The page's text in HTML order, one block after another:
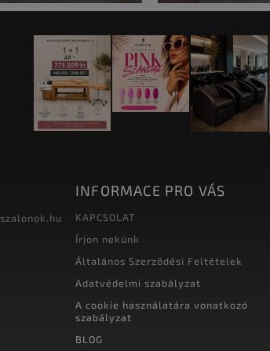
INFORMACE PRO VÁS
KAPCSOLAT
Írjon nekünk
Általános Szerződési Feltételek
Adatvédelmi szabályzat
A cookie használatára vonatkozó
szabályzat
BLOG